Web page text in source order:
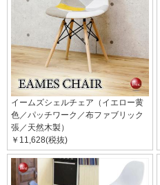
イームズシェルチェア（イエロー黄
色／パッチワーク／布ファブリック
張／天然木製）
￥11,628(税抜)